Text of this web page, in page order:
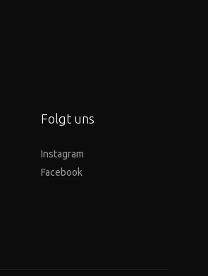
Folgt uns
Instagram
Facebook